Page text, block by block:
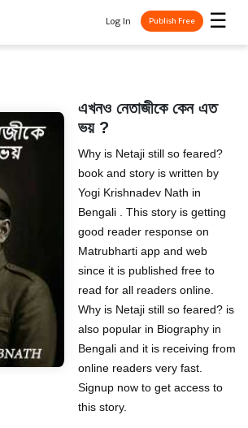
☰
Log In Publish Free
এখনও নেতাজীকে কেন এত
ভয় ?
Why is Netaji still so feared?
book and story is written by
Yogi Krishnadev Nath in
Bengali . This story is getting
good reader response on
Matrubharti app and web
since it is published free to
read for all readers online.
Why is Netaji still so feared? is
also popular in Biography in
Bengali and it is receiving from
online readers very fast.
Signup now to get access to
this story.